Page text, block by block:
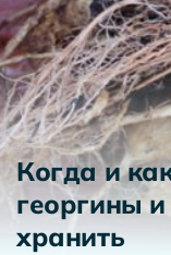
Когда и
георгины
хранить